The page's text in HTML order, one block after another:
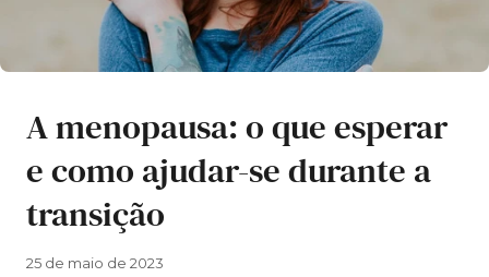
A menopausa: o que esperar
e como ajudar-se durante a
transição
25 de maio de 2023